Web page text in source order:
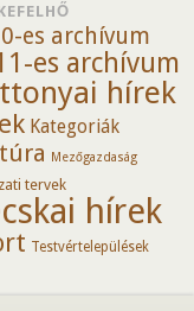
es archívum
es archívum
hírek
Kategoriák
Mezőgazdaság
tervek
hírek
Testvértelepülések